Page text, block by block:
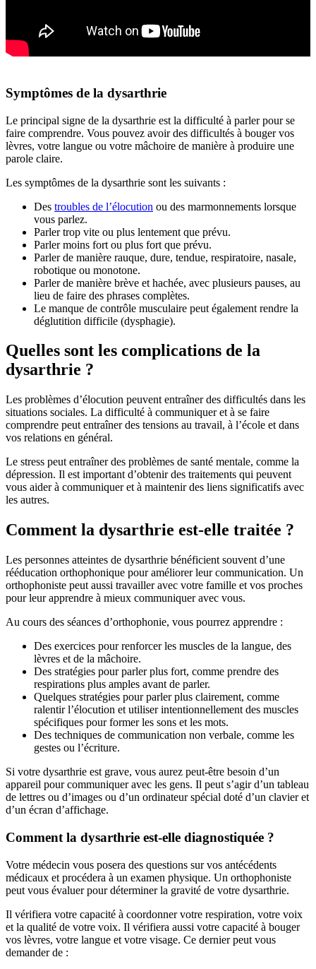
Symptômes de la dysarthrie
Le principal signe de la dysarthrie est la difficulté à parler pour se
faire comprendre. Vous pouvez avoir des difficultés à bouger vos
lèvres, votre langue ou votre mâchoire de manière à produire une
parole claire.
Les symptômes de la dysarthrie sont les suivants :
Des troubles de l’élocution ou des marmonnements lorsque
vous parlez.
Parler trop vite ou plus lentement que prévu.
Parler moins fort ou plus fort que prévu.
Parler de manière rauque, dure, tendue, respiratoire, nasale,
robotique ou monotone.
Parler de manière brève et hachée, avec plusieurs pauses, au
lieu de faire des phrases complètes.
Le manque de contrôle musculaire peut également rendre la
déglutition difficile (dysphagie).
Quelles sont les complications de la
dysarthrie ?
Les problèmes d’élocution peuvent entraîner des difficultés dans les
situations sociales. La difficulté à communiquer et à se faire
comprendre peut entraîner des tensions au travail, à l’école et dans
vos relations en général.
Le stress peut entraîner des problèmes de santé mentale, comme la
dépression. Il est important d’obtenir des traitements qui peuvent
vous aider à communiquer et à maintenir des liens significatifs avec
les autres.
Comment la dysarthrie est-elle traitée ?
Les personnes atteintes de dysarthrie bénéficient souvent d’une
rééducation orthophonique pour améliorer leur communication. Un
orthophoniste peut aussi travailler avec votre famille et vos proches
pour leur apprendre à mieux communiquer avec vous.
Au cours des séances d’orthophonie, vous pourrez apprendre :
Des exercices pour renforcer les muscles de la langue, des
lèvres et de la mâchoire.
Des stratégies pour parler plus fort, comme prendre des
respirations plus amples avant de parler.
Quelques stratégies pour parler plus clairement, comme
ralentir l’élocution et utiliser intentionnellement des muscles
spécifiques pour former les sons et les mots.
Des techniques de communication non verbale, comme les
gestes ou l’écriture.
Si votre dysarthrie est grave, vous aurez peut-être besoin d’un
appareil pour communiquer avec les gens. Il peut s’agir d’un tableau
de lettres ou d’images ou d’un ordinateur spécial doté d’un clavier et
d’un écran d’affichage.
Comment la dysarthrie est-elle diagnostiquée ?
Votre médecin vous posera des questions sur vos antécédents
médicaux et procédera à un examen physique. Un orthophoniste
peut vous évaluer pour déterminer la gravité de votre dysarthrie.
Il vérifiera votre capacité à coordonner votre respiration, votre voix
et la qualité de votre voix. Il vérifiera aussi votre capacité à bouger
vos lèvres, votre langue et votre visage. Ce dernier peut vous
demander de :